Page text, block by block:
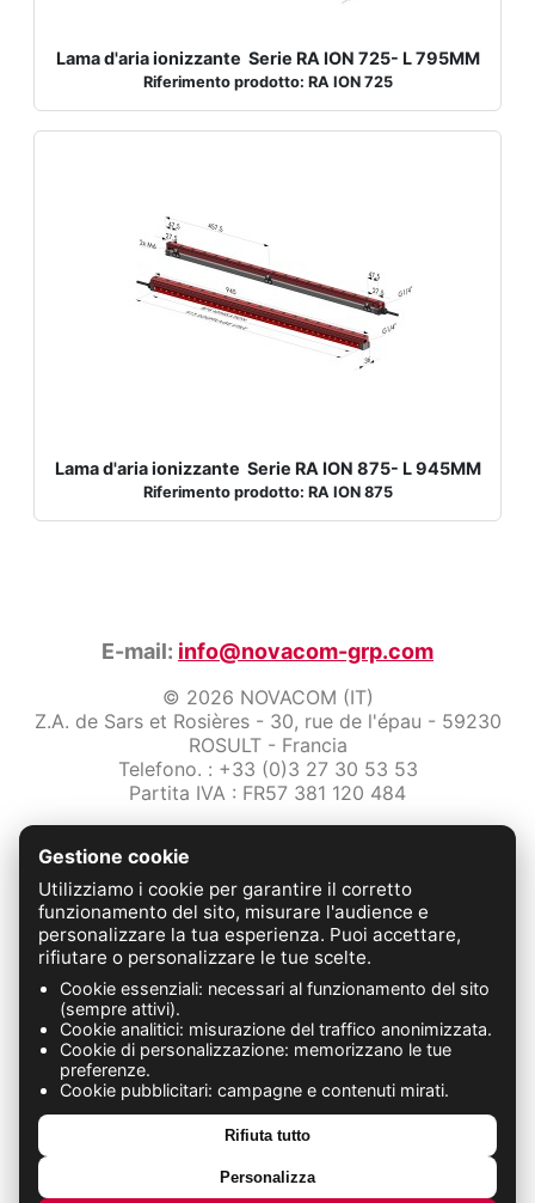
Lama d'aria ionizzante Serie RA ION 725- L 795MM
Riferimento prodotto: RA ION 725
Lama d'aria ionizzante Serie RA ION 875- L 945MM
Riferimento prodotto: RA ION 875
E-mail: info@novacom-grp.com
© 2026 NOVACOM (IT)
Z.A. de Sars et Rosières - 30, rue de l'épau - 59230
ROSULT - Francia
Telefono. : +33 (0)3 27 30 53 53
Partita IVA : FR57 381 120 484
Protezione dei dati
Condizioni Generali di Vendita
Contattaci
FABRICATION FRANÇAISE
Gestione cookie
Utilizziamo i cookie per garantire il corretto
funzionamento del sito, misurare l'audience e
personalizzare la tua esperienza. Puoi accettare,
rifiutare o personalizzare le tue scelte.
Cookie essenziali: necessari al funzionamento del sito
(sempre attivi).
Cookie analitici: misurazione del traffico anonimizzata.
Cookie di personalizzazione: memorizzano le tue
preferenze.
Cookie pubblicitari: campagne e contenuti mirati.
Rifiuta tutto
Personalizza